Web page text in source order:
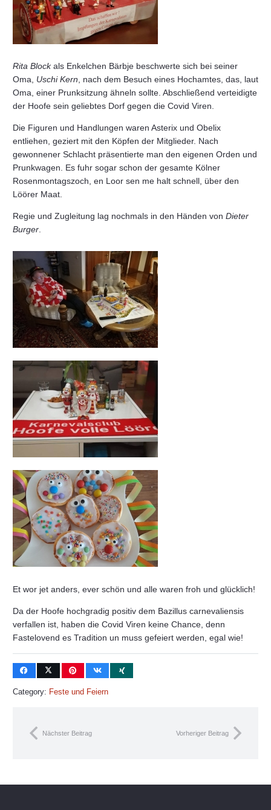
Rita Blockals Enkelchen Bärbje beschwerte sich bei seiner
Oma, Uschi Kern, nach dem Besuch eines Hochamtes, das, laut
Oma, einer Prunksitzung ähneln sollte. Abschließend verteidigte
der Hoofe sein geliebtes Dorf gegen die Covid Viren.
Die Figuren und Handlungen waren Asterix und Obelix
entliehen, geziert mit den Köpfen der Mitglieder. Nach
gewonnener Schlacht präsentierte man den eigenen Orden und
Prunkwagen. Es fuhr sogar schon der gesamte Kölner
Rosenmontagszoch, en Loor sen me halt schnell, über den
Löörer Maat.
Regie und Zugleitung lag nochmals in den Händen von Dieter
Burger.
Et wor jet anders, ever schön und alle waren froh und glücklich!
Da der Hoofe hochgradig positiv dem Bazillus carnevaliensis
verfallen ist, haben die Covid Viren keine Chance, denn
Fastelovend es Tradition un muss gefeiert werden, egal wie!
Category: Feste und Feiern
Nächster Beitrag Vorheriger Beitrag